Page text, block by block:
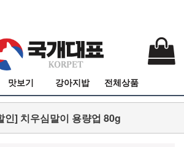
맛보기 강아지밥 전체상품
인] 치우심말이 용량업 80g